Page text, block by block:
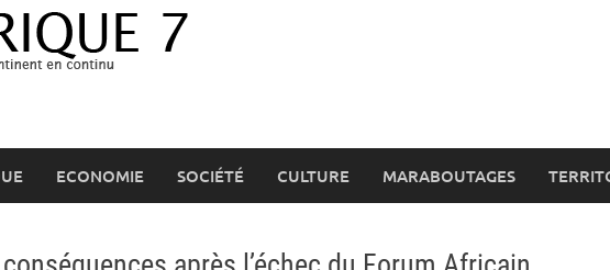
ECONOMIE SOCIÉTÉ CULTURE MARABOUTAGES